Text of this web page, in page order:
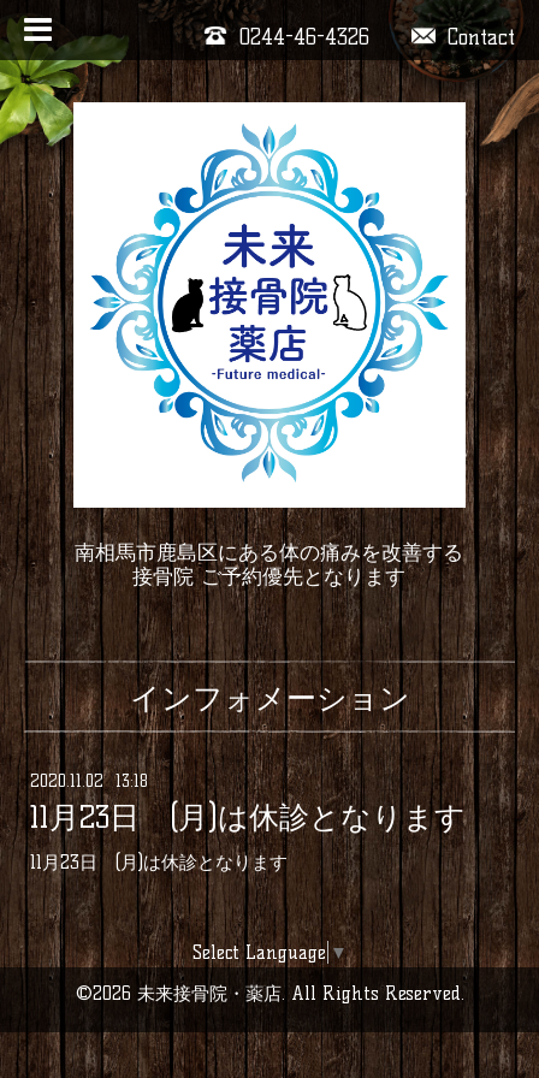
Contact
0244-46-4326
南相馬市鹿島区にある体の痛みを改善する
接骨院 ご予約優先となります
インフォメーション
2020 11.02 13:18
11月23日 (月)は休診となります
11月23日 (月)は休診となります
Select Language ▼
©2026 未来接骨院・薬店. All Rights Reserved.